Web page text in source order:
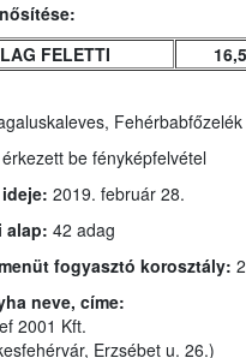
FELETTI
be fényképfelvétel
2019. február 28.
alap: 42 adag
fogyasztó korosztály:
neve, címe:
2001 Kft.
Erzsébet u. 26.)